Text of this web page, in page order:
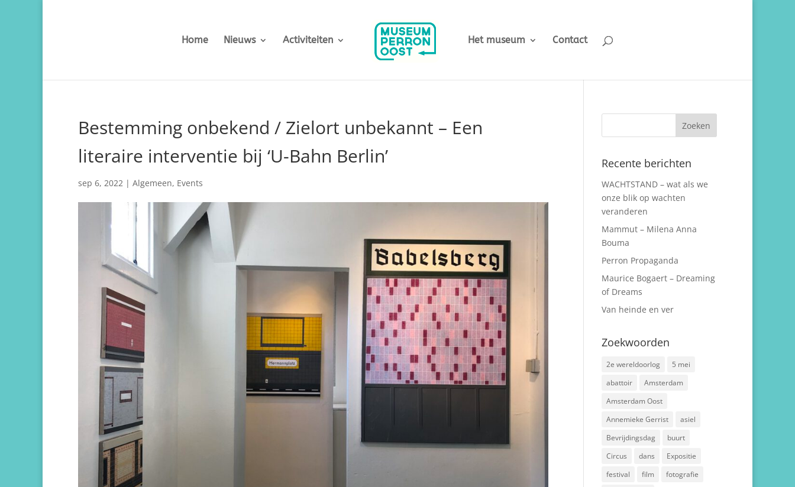
Home Nieuws Activiteiten Het museum Contact
Bestemming onbekend / Zielort unbekannt – Een
literaire interventie bij ‘U-Bahn Berlin’
sep 6, 2022 | Algemeen, Events
Recente berichten
WACHTSTAND – wat als we
onze blik op wachten
veranderen
Mammut – Milena Anna
Bouma
Perron Propaganda
Maurice Bogaert – Dreaming
of Dreams
Van heinde en ver
Zoekwoorden
2e wereldoorlog
5 mei
abattoir
Amsterdam
Amsterdam Oost
Annemieke Gerrist
asiel
Bevrijdingsdag
buurt
Circus
dans
Expositie
festival
film
fotografie